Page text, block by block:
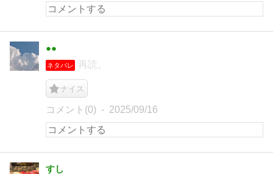
●●
ネタバレ 再読。
ナイス
コメント(0) 2025/09/16
すし